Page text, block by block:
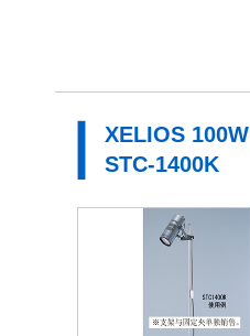
XELIOS
STC-1400K